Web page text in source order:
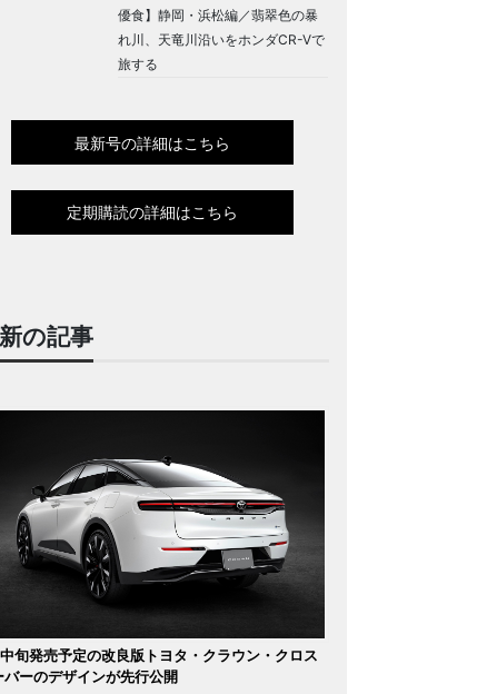
優食】静岡・浜松編／翡翠色の暴
れ川、天竜川沿いをホンダCR-Vで
旅する
最新号の詳細はこちら
定期購読の詳細はこちら
の記事
旬発売予定の改良版トヨタ・クラウン・クロス
バーのデザインが先行公開